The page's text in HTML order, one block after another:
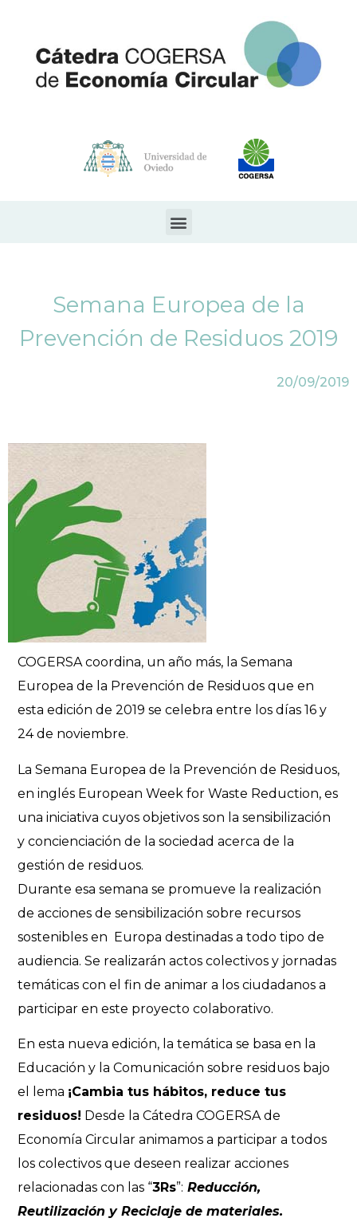
Semana Europea de la
Prevención de Residuos 2019
20/09/2019
COGERSA coordina, un año más, la Semana
Europea de la Prevención de Residuos que en
esta edición de 2019 se celebra entre los días 16 y
24 de noviembre.
La Semana Europea de la Prevención de Residuos,
en inglés European Week for Waste Reduction, es
una iniciativa cuyos objetivos son la sensibilización
y concienciación de la sociedad acerca de la
gestión de residuos.
Durante esa semana se promueve la realización
de acciones de sensibilización sobre recursos
sostenibles en Europa destinadas a todo tipo de
audiencia. Se realizarán actos colectivos y jornadas
temáticas con el fin de animar a los ciudadanos a
participar en este proyecto colaborativo.
En esta nueva edición, la temática se basa en la
Educación y la Comunicación sobre residuos bajo
el lema ¡Cambia tus hábitos, reduce tus
residuos! Desde la Cátedra COGERSA de
Economía Circular animamos a participar a todos
los colectivos que deseen realizar acciones
relacionadas con las “3Rs”: Reducción,
Reutilización y Reciclaje de materiales.